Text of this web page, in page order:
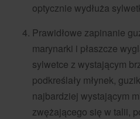
optycznie wydłuża
Prawidłowe zapinanie
marynarki i płaszcze
sylwetce z wystającym
podkreślały młynek,
najbardziej wystającym
zwężającego się w talii,